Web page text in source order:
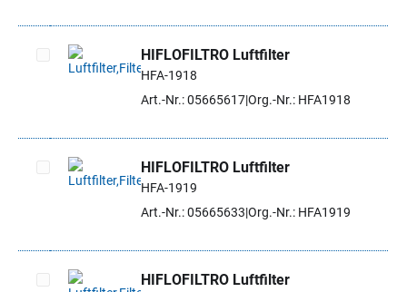
Artikel auswählen
HIFLOFILTRO Luftfilter
HFA-1918
Art.-Nr.: 05665617Org.-Nr.: HFA1918
Artikel auswählen
HIFLOFILTRO Luftfilter
HFA-1919
Art.-Nr.: 05665633 Org.-Nr.: HFA1919
HIFLOFILTRO Luftfilter